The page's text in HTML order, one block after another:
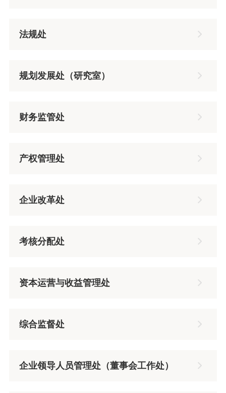
法规处
规划发展处（研究室）
财务监管处
产权管理处
企业改革处
考核分配处
资本运营与收益管理处
综合监督处
企业领导人员管理处（董事会工作处）